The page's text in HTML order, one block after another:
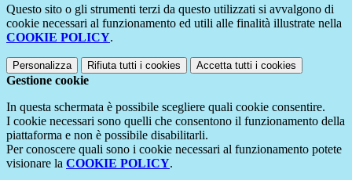
Questo sito o gli strumenti terzi da questo utilizzati si avvalgono di
cookie necessari al funzionamento ed utili alle finalità illustrate nella
COOKIE POLICY.
Personalizza Rifiuta tutti i cookies Accetta tutti i cookies
Gestione cookie
In questa schermata è possibile scegliere quali cookie consentire.
I cookie necessari sono quelli che consentono il funzionamento della
piattaforma e non è possibile disabilitarli.
Per conoscere quali sono i cookie necessari al funzionamento potete
visionare la COOKIE POLICY.